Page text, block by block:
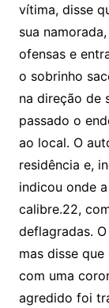
vítima, disse
sua
ofensas e
o sobrinho
na direção de
passado o
ao local. O
residência e,
indicou onde
calibre.22,
deflagradas.
mas disse
com uma
agredido foi